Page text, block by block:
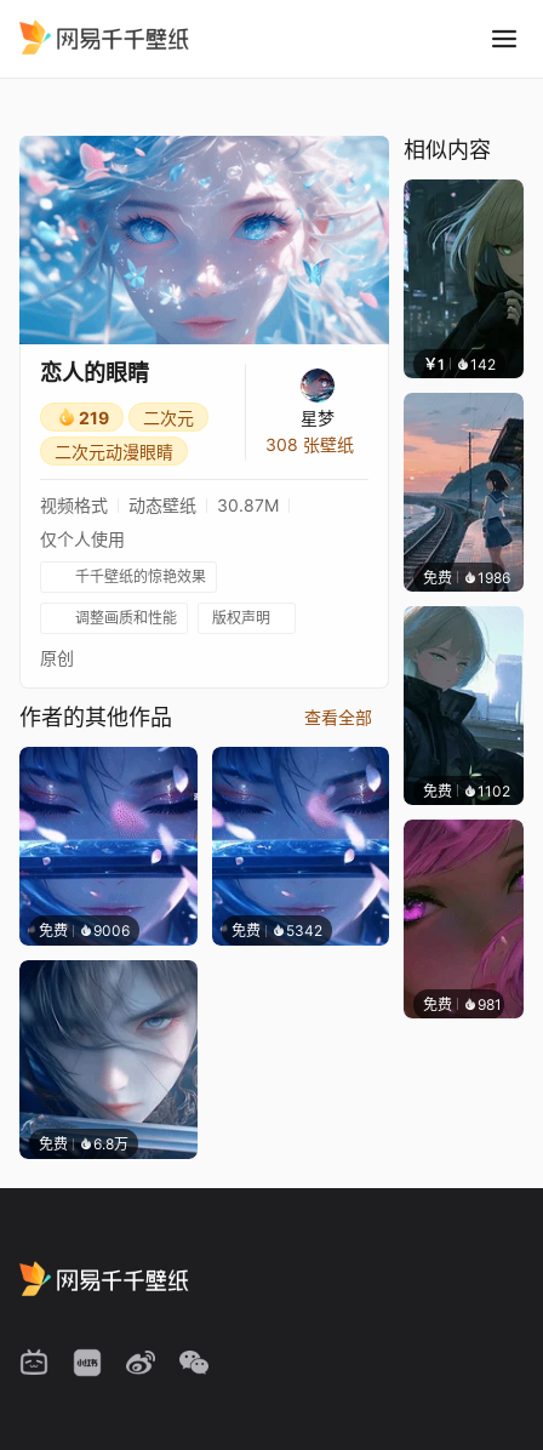
恋人的眼睛
219
二次元
二次元动漫眼睛
星梦
308 张壁纸
视频格式 动态壁纸
30.87M
仅个人使用
千千壁纸的惊艳效果
调整画质和性能 版权声明
原创
作者的其他作品 查看全部
免费 9006 免费 5342
免费 6.8万
相似内容
￥1 142
免费 1986辰东
免费 1102辰东
免费 981辰东